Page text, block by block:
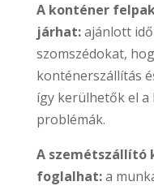
A konténer
járhat:ajánlott
szomszédokat,
konténerszállítás
így kerülhetők el a
problémák.
A szemétszállító
foglalhat:a